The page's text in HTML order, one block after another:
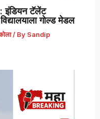
टॅलेंट
गोल्ड मेडल
/ By Sandip